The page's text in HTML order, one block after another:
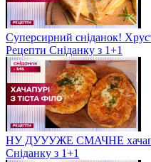
Суперсирний сніданок!
Рецепти Сніданку з 1+1
НУ ДУУУЖЕ СМАЧНЕ
Сніданку з 1+1